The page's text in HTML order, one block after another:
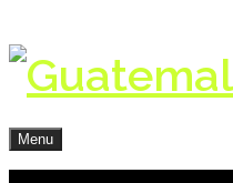
Menu